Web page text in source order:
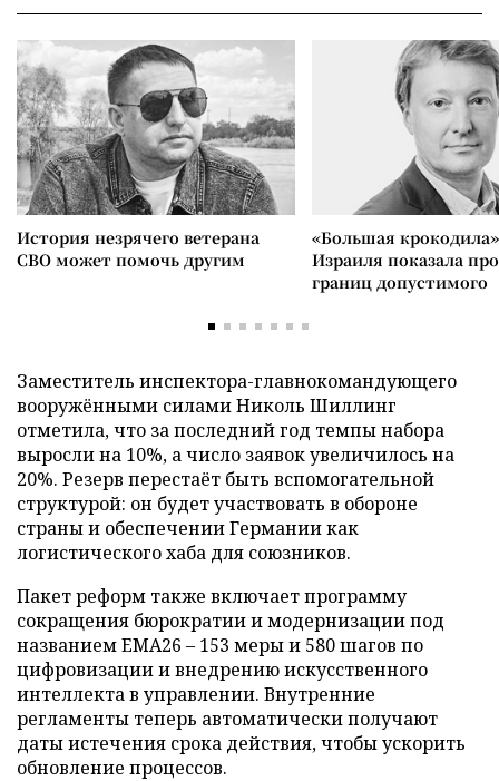
История незрячего ветерана
СВО может помочь другим
«Большая
Израиля показала
границ допустимого
Заместитель инспектора-главнокомандующего
вооружёнными силами Николь Шиллинг
отметила, что за последний год темпы набора
выросли на 10%, а число заявок увеличилось на
20%. Резерв перестаёт быть вспомогательной
структурой: он будет участвовать в обороне
страны и обеспечении Германии как
логистического хаба для союзников.
Пакет реформ также включает программу
сокращения бюрократии и модернизации под
названием EMA26 – 153 меры и 580 шагов по
цифровизации и внедрению искусственного
интеллекта в управлении. Внутренние
регламенты теперь автоматически получают
даты истечения срока действия, чтобы ускорить
обновление процессов.